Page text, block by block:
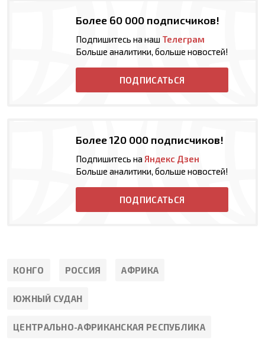
Более 60 000 подписчиков!
Подпишитесь на наш Телеграм
Больше аналитики, больше новостей!
ПОДПИСАТЬСЯ
Более 120 000 подписчиков!
Подпишитесь на Яндекс Дзен
Больше аналитики, больше новостей!
ПОДПИСАТЬСЯ
КОНГО РОССИЯ АФРИКА
ЮЖНЫЙ СУДАН
ЦЕНТРАЛЬНО-АФРИКАНСКАЯ РЕСПУБЛИКА